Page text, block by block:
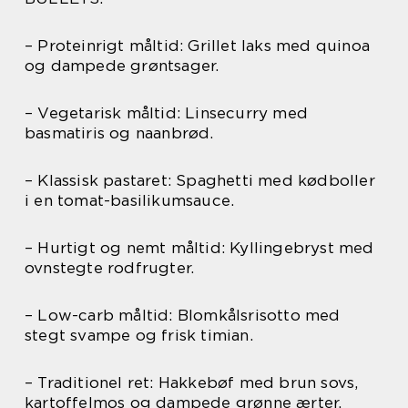
– Proteinrigt måltid: Grillet laks med quinoa
og dampede grøntsager.
– Vegetarisk måltid: Linsecurry med
basmatiris og naanbrød.
– Klassisk pastaret: Spaghetti med kødboller
i en tomat-basilikumsauce.
– Hurtigt og nemt måltid: Kyllingebryst med
ovnstegte rodfrugter.
– Low-carb måltid: Blomkålsrisotto med
stegt svampe og frisk timian.
– Traditionel ret: Hakkebøf med brun sovs,
kartoffelmos og dampede grønne ærter.